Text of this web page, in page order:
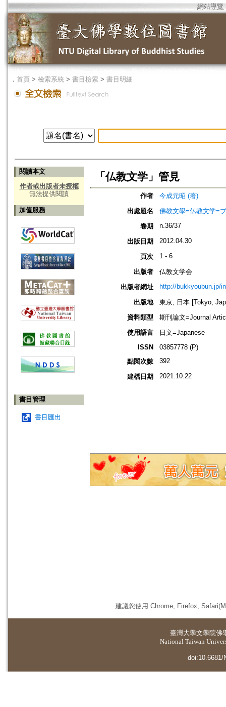
網站導覽
． 首頁 > 檢索系統 > 書目檢索 > 書目明細
閱讀本文
作者或出版者未授權
無法提供閱讀
加值服務
書目管理
書目匯出
「仏教文学」管見
作者
今成元昭 (著)
出處題名
佛教文學=仏教文学=
卷期
n.36/37
出版日期 2012.04.30
頁次 1 - 6
出版者
仏教文学会
出版者網址
http://bukkyoubun.jp/
出版地
東京, 日本 [Tokyo,
資料類型
期刊論文=Journal
使用語言
日文=Japanese
ISSN
03857778 (P)
點閱次數
392
建檔日期 2021.10.22
建議您使用 Chrome, Firefox,
臺灣大學文學院佛
National Taiwan
doi:10.6681/